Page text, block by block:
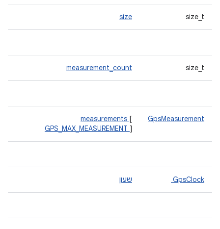
size_t
size
size_t
measurement_count
GpsMeasurement
measurements [
GPS_MAX_MEASUREMENT ]
GpsClock שעון